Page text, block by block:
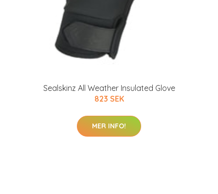
Sealskinz All Weather Insulated Glove
823 SEK
MER INFO!